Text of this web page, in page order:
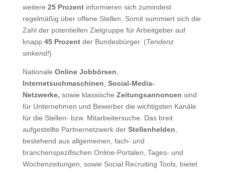
weitere 25 Prozentinformieren sich zumindest
regelmäßig über offene Stellen. Somit summiert sich die
Zahl der potentiellen Zielgruppe für Arbeitgeber auf
knapp 45 Prozentder Bundesbürger. (Tendenz
sinkend!)
Nationale Online Jobbörsen
Internetsuchmaschinen Social-Media-
Netzwerke, sowie klassische Zeitungsannoncen sind
für Unternehmen und Bewerber die wichtigsten Kanäle
für die Stellen- bzw. Mitarbeitersuche. Das breit
aufgestellte Partnernetzwerk der Stellenhelden
bestehend aus allgemeinen, fach- und
branchenspezifischen Online-Portalen, Tages- und
Wochenzeitungen, sowie Social Recruiting Tools, bietet